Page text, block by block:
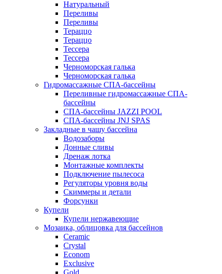
Натуральный
Переливы
Переливы
Тераццо
Тераццо
Тессера
Тессера
Черноморская галька
Черноморская галька
Гидромассажные СПА-бассейны
Переливные гидромассажные СПА-
бассейны
СПА-бассейны JAZZI POOL
СПА-бассейны JNJ SPAS
Закладные в чашу бассейна
Водозаборы
Донные сливы
Дренаж лотка
Монтажные комплекты
Подключение пылесоса
Регуляторы уровня воды
Скиммеры и детали
Форсунки
Купели
Купели нержавеющие
Мозаика, облицовка для бассейнов
Ceramic
Crystal
Econom
Exclusive
Gold